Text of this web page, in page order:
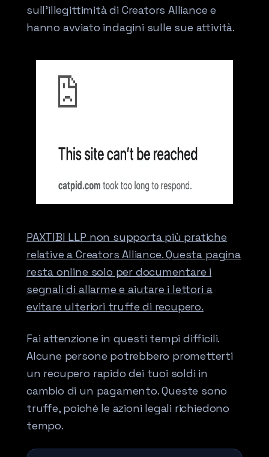
sull'illegittimità di Creators Alliance e
hanno avviato indagini sulle sue attività.
PAXTIBI LLP non supporta più pratiche
relative a Creators Alliance. Questa pagina
resta online solo per documentare i
segnali di allarme e aiutare i lettori a
evitare ulteriori truffe di recupero.
Fai attenzione in questi tempi difficili.
Alcune persone potrebbero prometterti
un recupero rapido dei tuoi soldi in
cambio di un pagamento. Queste sono
truffe, poiché le azioni legali richiedono
tempo.